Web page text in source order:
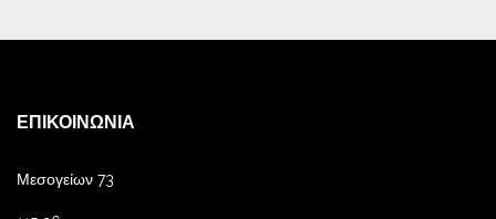
ΕΠΙΚΟΙΝΩΝΊΑ
Μεσογείων 73